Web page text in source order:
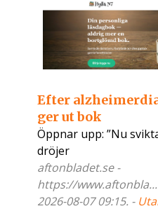
Efter
ger ut bok
Öppnar upp: ”Nu
dröjer
aftonbladet.se -
https://
2026-08-07 09:15. -